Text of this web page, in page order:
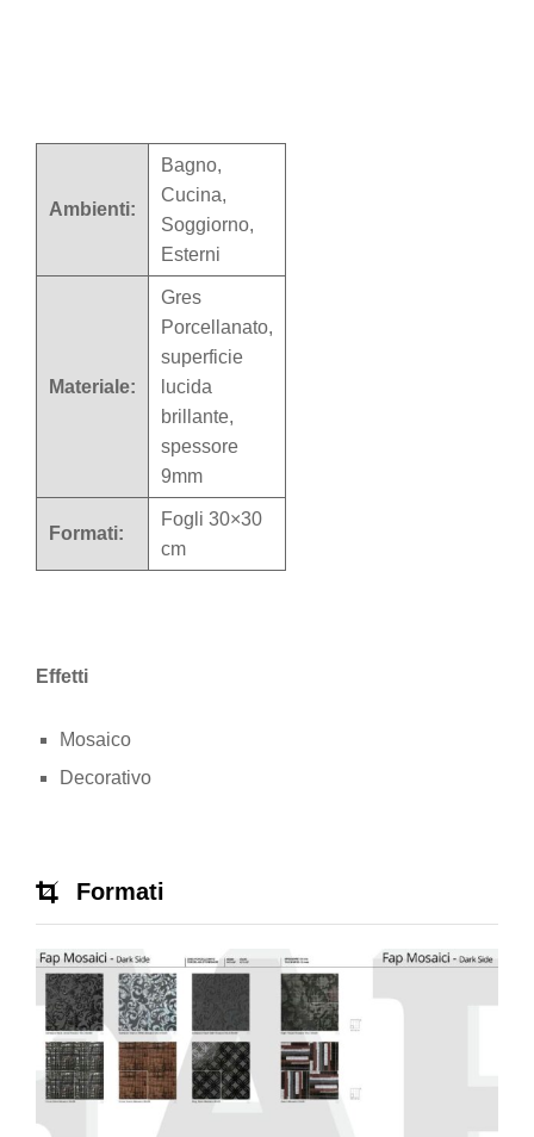
Ambienti:
Bagno,
Cucina,
Soggiorno,
Esterni
Materiale:
Gres
Porcellanato,
superficie
lucida
brillante,
spessore
9mm
Formati:
Fogli 30×30
cm
Effetti
Mosaico
Decorativo
Formati